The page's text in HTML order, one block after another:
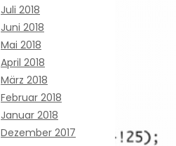
Juli 2018
Juni 2018
Mai 2018
April 2018
März 2018
Februar 2018
Januar 2018
Dezember 2017